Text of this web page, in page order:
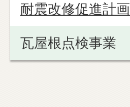
耐震改修促進計画
瓦屋根点検事業